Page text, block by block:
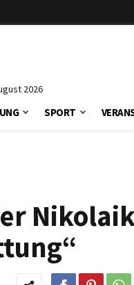
2026
SPORT